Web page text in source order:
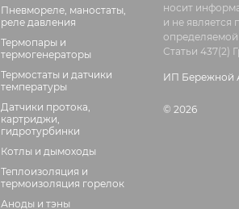
Пневмореле, маностаты,
реле давления
Термопары и
термогенераторы
Термостаты и датчики
температуры
Датчики протока,
картриджи,
гидротурбинки
Котлы и дымоходы
Теплоизоляция и
термоизоляция горелок
Аноды и тэны
носит
и не является
Статьи 437(2)
ИП Бережной
© 2026